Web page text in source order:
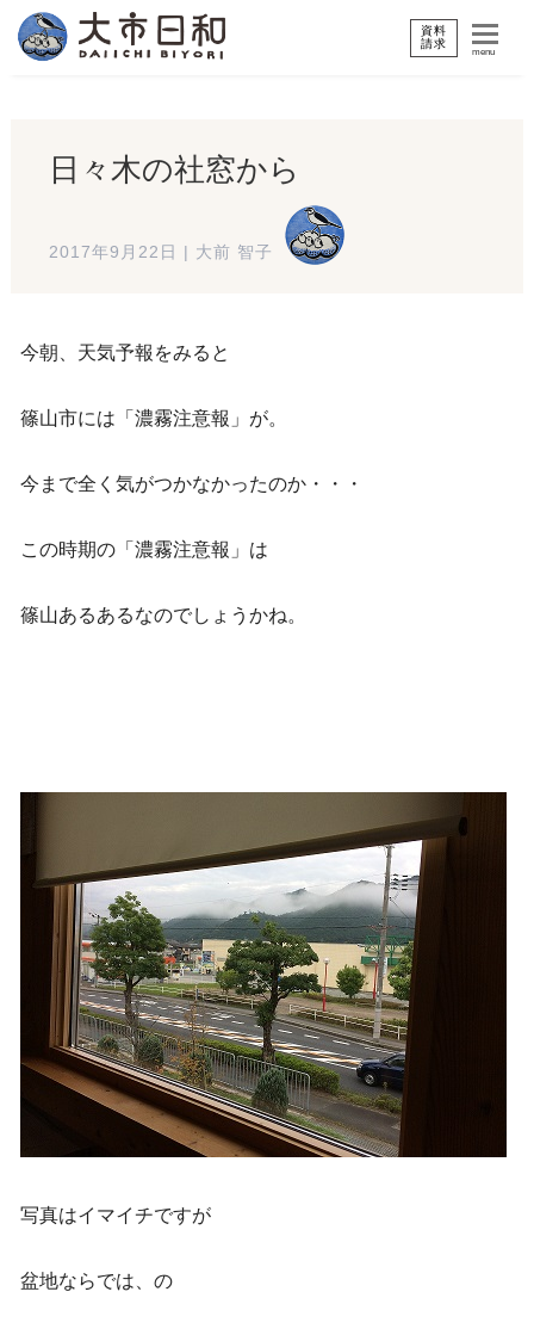
資料
請求
menu
日々木の社窓から
2017年9月22日 | 大前 智子
今朝、天気予報をみると
篠山市には「濃霧注意報」が。
今まで全く気がつかなかったのか・・・
この時期の「濃霧注意報」は
篠山あるあるなのでしょうかね。
写真はイマイチですが
盆地ならでは、の